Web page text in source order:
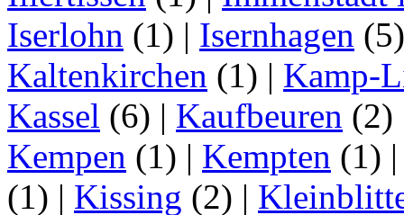
Iserlohn (1) | Isernhagen
Kaltenkirchen (1) | Kamp-
Kassel (6) | Kaufbeuren (2)
Kempen (1) | Kempten (1)
(1) | Kissing (2) |